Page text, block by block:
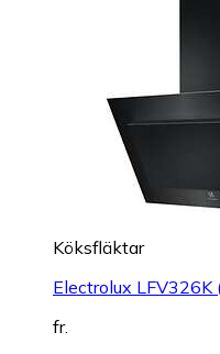
Köksfläktar
Electrolux LFV326K
fr.